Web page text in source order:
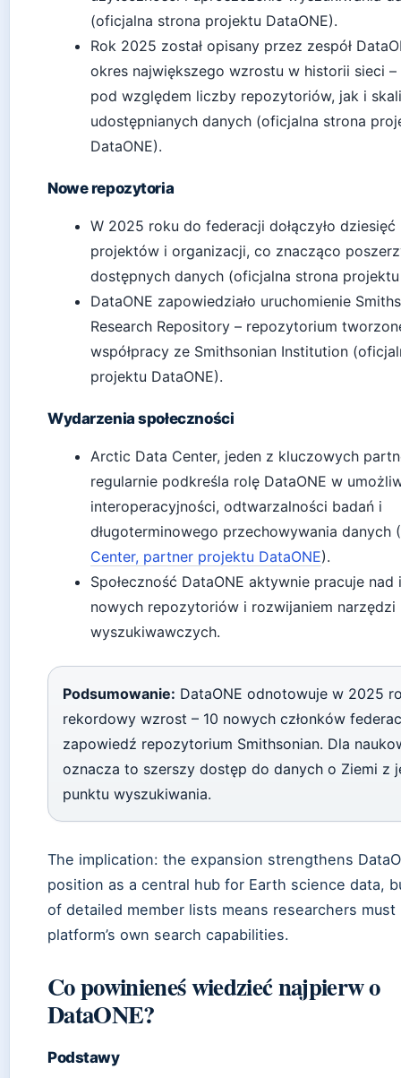
(oficjalna strona projektu DataONE).
Rok 2025 został opisany przez zespół
okres największego wzrostu w historii sieci
pod względem liczby repozytoriów, jak i skali
udostępnianych danych (oficjalna strona
DataONE).
Nowe repozytoria
W 2025 roku do federacji dołączyło
projektów i organizacji, co znacząco
dostępnych danych (oficjalna strona projektu
DataONE zapowiedziało uruchomienie
Research Repository – repozytorium
współpracy ze Smithsonian Institution
projektu DataONE).
Wydarzenia społeczności
Arctic Data Center, jeden z kluczowych
regularnie podkreśla rolę DataONE w
interoperacyjności, odtwarzalności badań i
długoterminowego przechowywania danych (
Center, partner projektu DataONE).
Społeczność DataONE aktywnie pracuje nad
nowych repozytoriów i rozwijaniem narzędzi
wyszukiwawczych.
Podsumowanie: DataONE odnotowuje w 2025
rekordowy wzrost – 10 nowych członków
zapowiedź repozytorium Smithsonian. Dla
oznacza to szerszy dostęp do danych o Ziemi z
punktu wyszukiwania.
The implication: the expansion strengthens
position as a central hub for Earth science data,
of detailed member lists means researchers
platform’s own search capabilities.
Co powinieneś wiedzieć najpierw o
DataONE?
Podstawy